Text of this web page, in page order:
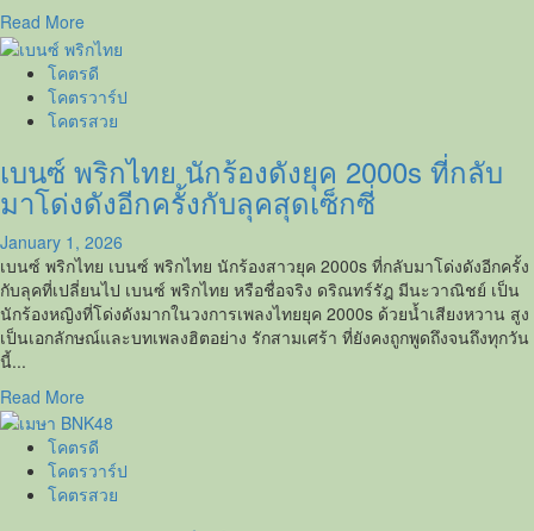
Read More
more
about
ปอ
รี่
นิตา
เน็ต
ไอ
ดอล
และ
นาง
แบบ
Playboy
โคตรดี
โคตรวาร์ป
โคตรสวย
เบนซ์ พริกไทย นักร้องดังยุค 2000s ที่กลับ
มาโด่งดังอีกครั้งกับลุคสุดเซ็กซี่
January 1, 2026
เบนซ์ พริกไทย เบนซ์ พริกไทย นักร้องสาวยุค 2000s ที่กลับมาโด่งดังอีกครั้ง
กับลุคที่เปลี่ยนไป เบนซ์ พริกไทย หรือชื่อจริง ดริณทร์รัฎ มีนะวาณิชย์ เป็น
นักร้องหญิงที่โด่งดังมากในวงการเพลงไทยยุค 2000s ด้วยน้ำเสียงหวาน สูง
เป็นเอกลักษณ์และบทเพลงฮิตอย่าง รักสามเศร้า ที่ยังคงถูกพูดถึงจนถึงทุกวัน
นี้...
Read More
more
about
เบนซ์
พริก
โคตรดี
โคตรวาร์ป
โคตรสวย